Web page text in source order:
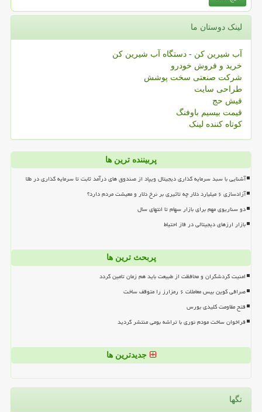
لینک دوستان ما
آب شیرین کن - دستگاه آب شیرین کن
خرید و فروش خودرو
شرکت صنعتی سخت پوشش
طراحی سایت
فیش حج
قیمت بیسیم باوفنگ
کوتاه کننده لینک
پربیننده ترین ها
آشنایی با سبد سرمایه گذاری دیجیتال ویپاد از صندوق های درآمد ثابت تا سرمایه گذاری در طلا
آزادسازی ۶ میلیارد دلار چه تاثیری بر نرخ دلار و معیشت مردم دارد؟
دو سناریوی مهم برای بازار سهام تا انتهای سال
بازار ارزهای دیجیتالی در فاز احتیاط
پربحث ترین ها
امنیت گردشگران و محافظت از طبیعت باید هم زمان تامین گردد
صرافی کوین بیس معاملات ۶ رمزارز را متوقف ساخت
فتح مقاومت کلیدی بورس
فراخوان ساخت مودم نوری با تراشه بومی منتشر گردید
جدیدترین ها
تگها